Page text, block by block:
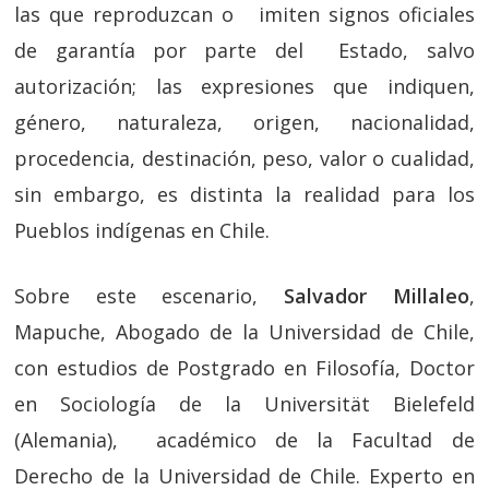
las que reproduzcan o imiten signos oficiales
de garantía por parte del Estado, salvo
autorización; las expresiones que indiquen,
género, naturaleza, origen, nacionalidad,
procedencia, destinación, peso, valor o cualidad,
sin embargo, es distinta la realidad para los
Pueblos indígenas en Chile.
Sobre este escenario, Salvador Millaleo,
Mapuche, Abogado de la Universidad de Chile,
con estudios de Postgrado en Filosofía, Doctor
en Sociología de la Universität Bielefeld
(Alemania), académico de la Facultad de
Derecho de la Universidad de Chile. Experto en